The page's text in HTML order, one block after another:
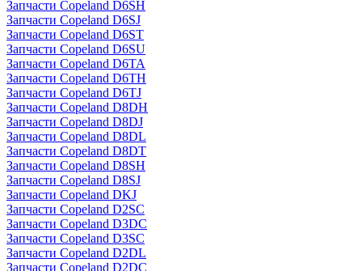
Запчасти Copeland D6SH
Запчасти Copeland D6SJ
Запчасти Copeland D6ST
Запчасти Copeland D6SU
Запчасти Copeland D6TA
Запчасти Copeland D6TH
Запчасти Copeland D6TJ
Запчасти Copeland D8DH
Запчасти Copeland D8DJ
Запчасти Copeland D8DL
Запчасти Copeland D8DT
Запчасти Copeland D8SH
Запчасти Copeland D8SJ
Запчасти Copeland DKJ
Запчасти Copeland D2SC
Запчасти Copeland D3DC
Запчасти Copeland D3SC
Запчасти Copeland D2DL
Запчасти Copeland D2DC